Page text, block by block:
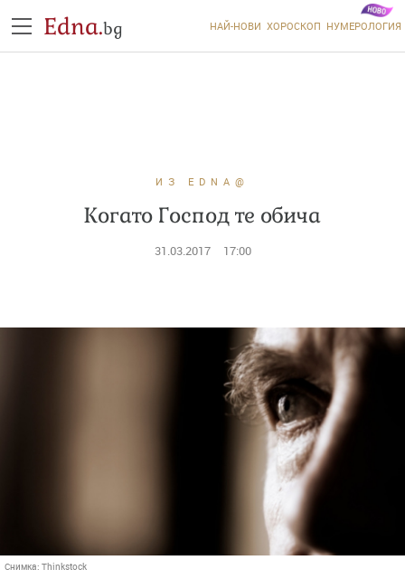
Edna.bg НАЙ-НОВИ ХОРОСКОП НУМЕРОЛОГИЯ
ИЗ EDNA@
Когато Господ те обича
31.03.2017 17:00
Снимка: Thinkstock